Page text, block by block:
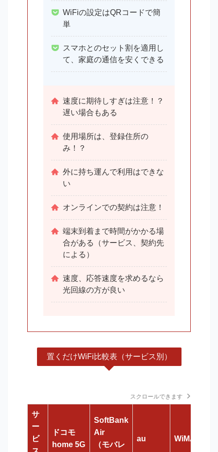
WiFiの設定はQRコードで簡
単
スマホとのセット割を適用し
て、家庭の通信を安くできる
速度に期待しすぎは注意！？
遅い場合もある
使用場所は、登録住所の
み！？
外に持ち運んで利用はできな
い
オンラインでの契約は注意！
端末到着まで時間がかかる場
合がある（サービス、契約先
による）
速度、応答速度を求めるなら
光回線の方が良い
置くだけWiFi比較表（サービス別）
スクロールできます
サ
ー
ビ
ドコモ
home 5G
SoftBank
Air
（モバレ
au WiMAX